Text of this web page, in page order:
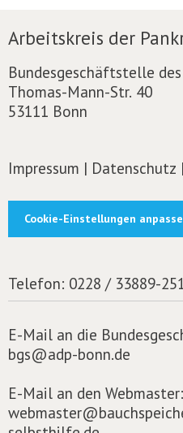
Arbeitskreis der
Bundesgeschäftstelle des
Thomas-Mann-Str. 40
53111 Bonn
Impressum | Datenschutz |
Cookie-Einstellungen
Telefon: 0228 / 33889-
E-Mail an die
bgs@adp-bonn.de
E-Mail an den Webmaster: